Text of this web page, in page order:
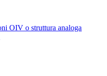
OIV o struttura analoga